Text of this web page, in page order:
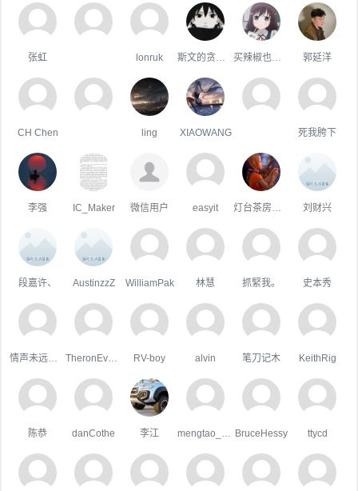
张虹 lonruk 郭延洋
CH Chen ling XIAOWANG 死我胯下
李强 IC_Maker 微信用户 easyit 刘财兴
段嘉许、 AustinzzZ WilliamPak 林慧 抓緊我。 史本秀
RV-boy alvin 笔刀记木 KeithRig
陈恭 danCothe 李江 BruceHessy ttycd